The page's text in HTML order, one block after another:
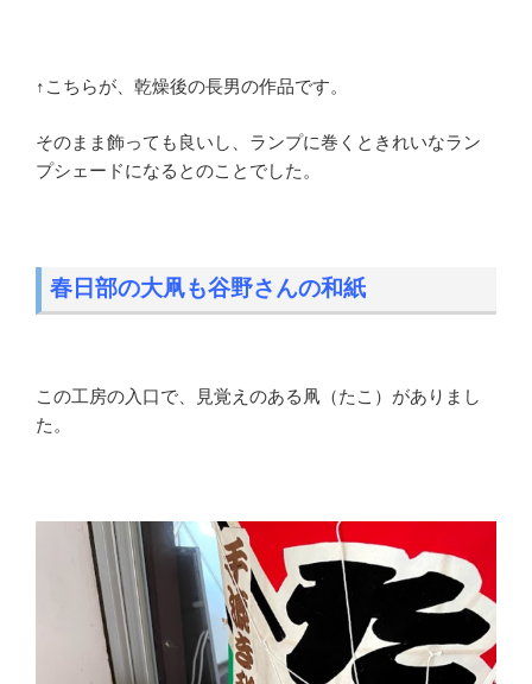
↑こちらが、乾燥後の長男の作品です。
そのまま飾っても良いし、ランプに巻くときれいなラン
プシェードになるとのことでした。
春日部の大凧も谷野さんの和紙
この工房の入口で、見覚えのある凧（たこ）がありまし
た。